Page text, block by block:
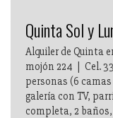
Quinta Sol y
Alquiler de Quinta
mojón 224 | Cel.
personas (6
galería con TV,
completa, 2